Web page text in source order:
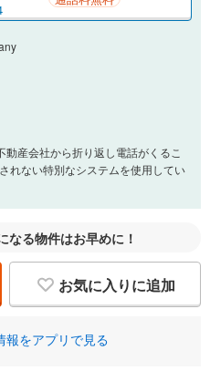
産会社から折り返し電話がくるこ
れない特別なシステムを使用してい
なる物件はお早めに！
お気に入りに追加
報をアプリで見る